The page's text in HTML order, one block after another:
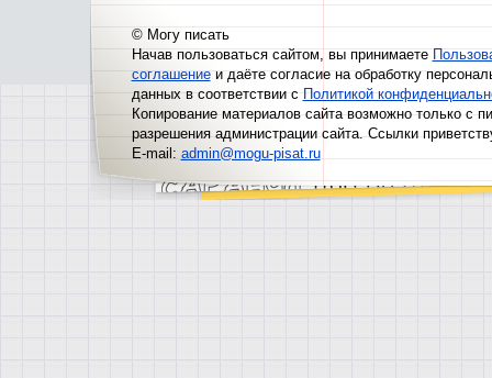
© Могу писать
Начав пользоваться сайтом, вы принимаете
соглашениеи даёте согласие на обработку
данных в соответствии сПолитикой
Копирование материалов сайта возможно только с
разрешения администрации сайта. Ссылки
E-mail: admin@mogu-pisat.ru